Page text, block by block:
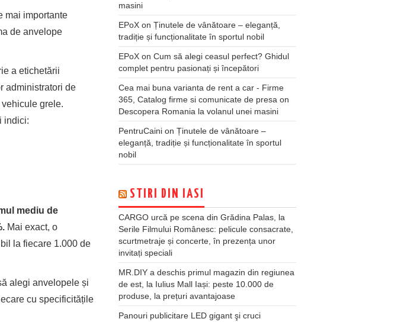
mai importante
de anvelope
a etichetării
administratori de
vehicule grele.
indici:
mediu de
Mai exact, o
la fiecare 1.000 de
alegi anvelopele și
cu specificitățile
masini
EPoX on Ținutele de vânătoare – eleganță,
tradiție și funcționalitate în sportul nobil
EPoX on Cum să alegi ceasul perfect? Ghidul
complet pentru pasionați și începători
Cea mai buna varianta de rent a car - Firme
365, Catalog firme si comunicate de presa on
Descopera Romania la volanul unei masini
PentruCaini on Ținutele de vânătoare –
eleganță, tradiție și funcționalitate în sportul
nobil
STIRI DIN IASI
CARGO urcă pe scena din Grădina Palas, la
Serile Filmului Românesc: pelicule consacrate,
scurtmetraje și concerte, în prezența unor
invitați speciali
MR.DIY a deschis primul magazin din regiunea
de est, la Iulius Mall Iași: peste 10.000 de
produse, la prețuri avantajoase
Panouri publicitare LED gigant şi cruci